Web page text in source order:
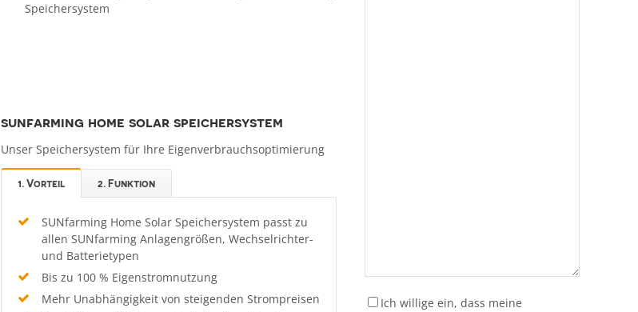
Speichersystem
sunfarming home solar speichersystem
Unser Speichersystem für Ihre Eigenverbrauchsoptimierung
1. Vorteil 2. Funktion
SUNfarming Home Solar Speichersystem passt zu
allen SUNfarming Anlagengrößen, Wechselrichter-
und Batterietypen
Bis zu 100 % Eigenstromnutzung
Mehr Unabhängigkeit von steigenden Strompreisen
Ich willige ein, dass meine